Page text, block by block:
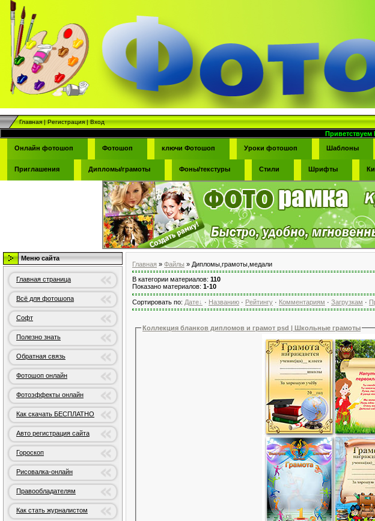
Главная|Регистрация|Вход
Приветствуем Вас на нашем
Онлайн фотошоп
Фотошоп ключи Фотошоп Уроки фотошоп Шаблоны
Приглашения Дипломы/грамоты Фоны/текстуры Стили Шрифты
Меню сайта
Главная страница
Всё для фотошопа
Софт
Полезно знать
Обратная связь
Фотошоп онлайн
Фотоэффекты онлайн
Как скачать БЕСПЛАТНО
Авто регистрация сайта
Гороскоп
Рисовалка-онлайн
Правообладателям
Как стать журналистом
Главная » Файлы » Дипломы,грамоты,медали
В категории материалов: 110
Показано материалов: 1-10
Сортировать по: Дате · Названию · Рейтингу · Комментариям · Загрузкам ·
Коллекция бланков дипломов и грамот psd | Школьные грамоты